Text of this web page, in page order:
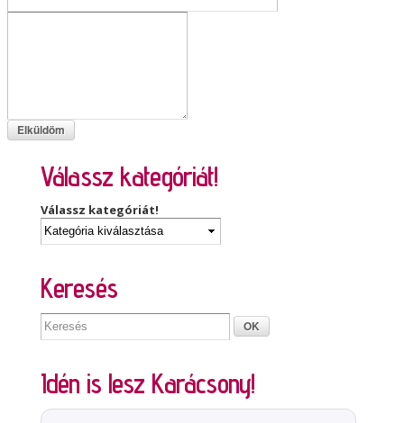
Válassz kategóriát!
Válassz kategóriát!
Keresés
Idén is lesz Karácsony!